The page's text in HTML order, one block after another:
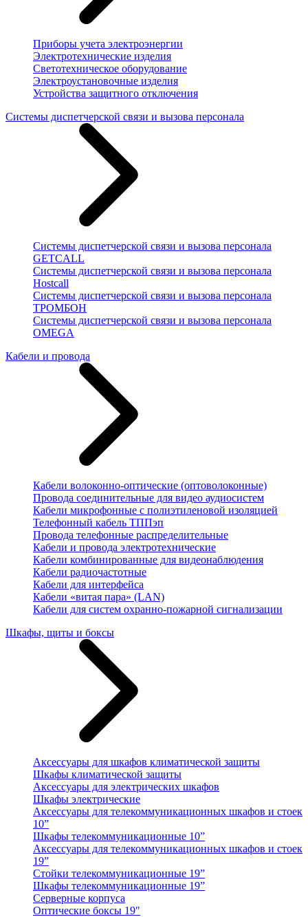
Приборы учета электроэнергии
Электротехнические изделия
Светотехническое оборудование
Электроустановочные изделия
Устройства защитного отключения
Системы диспетчерской связи и вызова персонала
Системы диспетчерской связи и вызова персонала
GETCALL
Системы диспетчерской связи и вызова персонала
Hostcall
Системы диспетчерской связи и вызова персонала
ТРОМБОН
Системы диспетчерской связи и вызова персонала
OMEGA
Кабели и провода
Кабели волоконно-оптические (оптоволоконные)
Провода соединительные для видео аудиосистем
Кабели микрофонные с полиэтиленовой изоляцией
Телефонный кабель ТППэп
Провода телефонные распределительные
Кабели и провода электротехнические
Кабели комбинированные для видеонаблюдения
Кабели радиочастотные
Кабели для интерфейса
Кабели «витая пара» (LAN)
Кабели для систем охранно-пожарной сигнализации
Шкафы, щиты и боксы
Аксессуары для шкафов климатической защиты
Шкафы климатической защиты
Аксессуары для электрических шкафов
Шкафы электрические
Аксессуары для телекоммуникационных шкафов и стоек
10”
Шкафы телекоммуникационные 10”
Аксессуары для телекоммуникационных шкафов и стоек
19”
Стойки телекоммуникационные 19”
Шкафы телекоммуникационные 19”
Серверные корпуса
Оптические боксы 19"